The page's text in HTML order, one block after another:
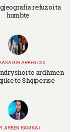
refuzoi ta
humbte
ARBEN CICI
të ardhmen
të Shqipërisë
ARBEN RAMKAJ